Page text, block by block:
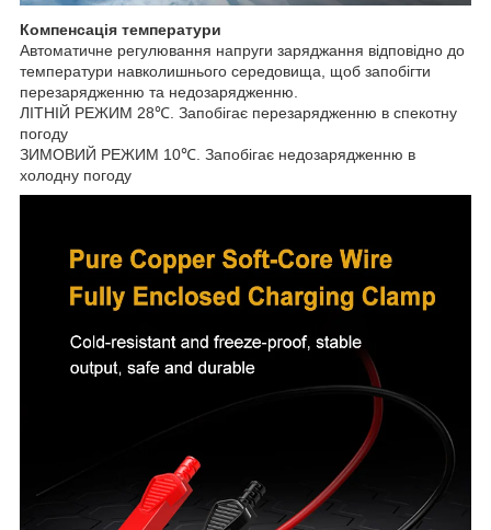
Компенсація температури
Автоматичне регулювання напруги заряджання відповідно до
температури навколишнього середовища, щоб запобігти
перезарядженню та недозарядженню.
ЛІТНІЙ РЕЖИМ 28℃. Запобігає перезарядженню в спекотну
погоду
ЗИМОВИЙ РЕЖИМ 10℃. Запобігає недозарядженню в
холодну погоду